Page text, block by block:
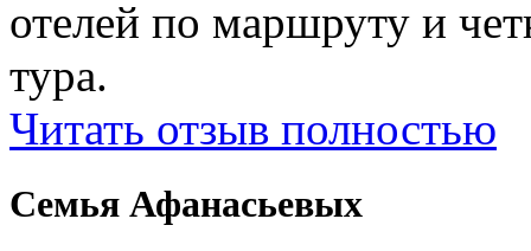
отелей по маршруту и
тура.
Читать отзыв полностью
Семья Афанасьевых